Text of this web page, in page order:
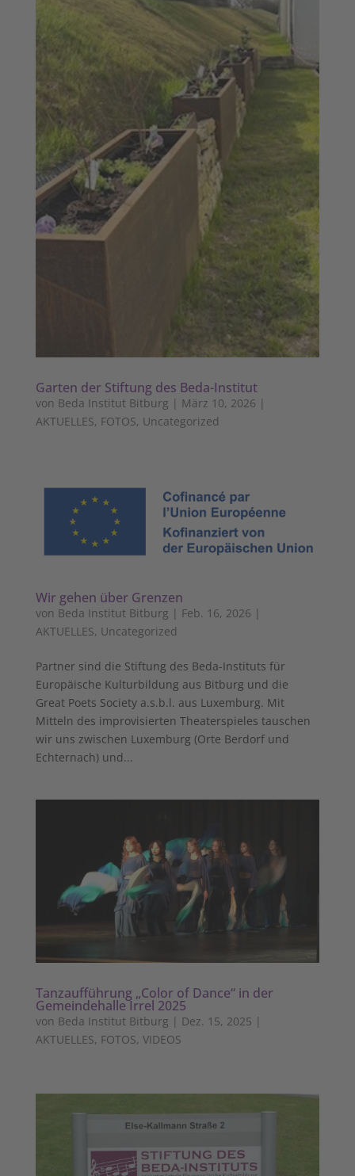
Garten der Stiftung des Beda-Institut
von Beda Institut Bitburg | März 10, 2026 |
AKTUELLES, FOTOS, Uncategorized
Wir gehen über Grenzen
von Beda Institut Bitburg | Feb. 16, 2026 |
AKTUELLES, Uncategorized
Partner sind die Stiftung des Beda-Instituts für
Europäische Kulturbildung aus Bitburg und die
Great Poets Society a.s.b.l. aus Luxemburg. Mit
Mitteln des improvisierten Theaterspieles tauschen
wir uns zwischen Luxemburg (Orte Berdorf und
Echternach) und...
Tanzaufführung „Color of Dance“ in der
Gemeindehalle Irrel 2025
von Beda Institut Bitburg | Dez. 15, 2025 |
AKTUELLES, FOTOS, VIDEOS